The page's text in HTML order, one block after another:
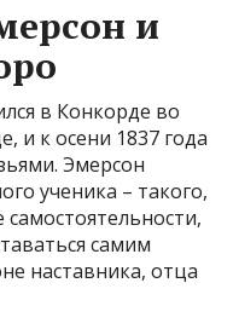
и
в Конкорде во
и к осени 1837 года
Эмерсон
ученика – такого,
самим
наставника, отца